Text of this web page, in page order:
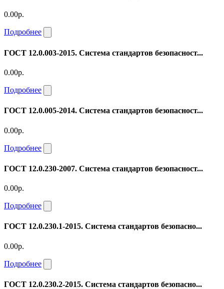
0.00р.
Подробнее
ГОСТ 12.0.003-2015. Система стандартов безопасност...
0.00р.
Подробнее
ГОСТ 12.0.005-2014. Система стандартов безопасност...
0.00р.
Подробнее
ГОСТ 12.0.230-2007. Система стандартов безопасност...
0.00р.
Подробнее
ГОСТ 12.0.230.1-2015. Система стандартов безопасно...
0.00р.
Подробнее
ГОСТ 12.0.230.2-2015. Система стандартов безопасно...